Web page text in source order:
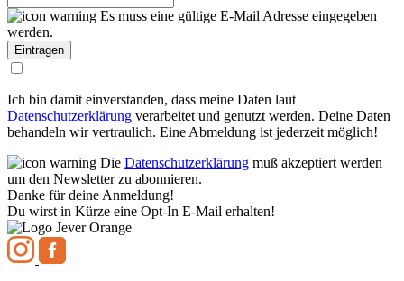
Es muss eine gültige E-Mail Adresse eingegeben
werden.
Ich bin damit einverstanden, dass meine Daten laut
Datenschutzerklärung verarbeitet und genutzt werden. Deine Daten
behandeln wir vertraulich. Eine Abmeldung ist jederzeit möglich!
Die Datenschutzerklärung muß akzeptiert werden
um den Newsletter zu abonnieren.
Danke für deine Anmeldung!
Du wirst in Kürze eine Opt-In E-Mail erhalten!